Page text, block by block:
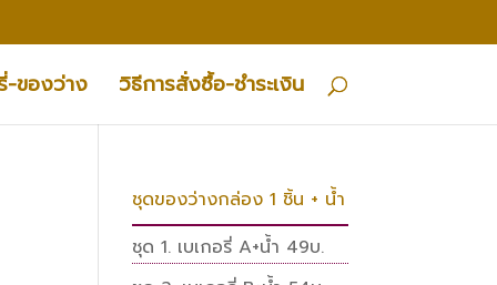
-ของว่าง วิธีการสั่งซื้อ-ชำระเงิน
ชุดของว่างกล่อง 1 ชิ้น + น้ำ
ชุด 1. เบเกอรี่ A+น้ำ 49บ.